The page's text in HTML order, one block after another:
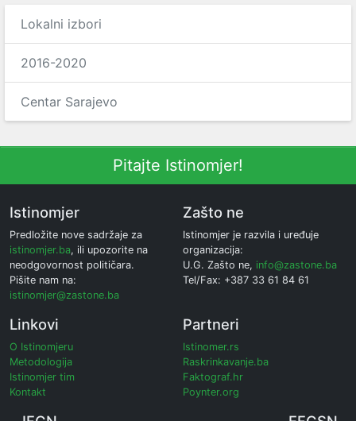
Lokalni izbori
2016-2020
Centar Sarajevo
Pitajte Istinomjer!
Istinomjer
Predložite nove sadržaje za
istinomjer.ba, ili upozorite na
neodgovornost političara.
Pišite nam na:
istinomjer@zastone.ba
Zašto ne
Istinomjer je razvila i uređuje
organizacija:
U.G. Zašto ne, info@zastone.ba
Tel/Fax: +387 33 61 84 61
Linkovi
O Istinomjeru
Metodologija
Istinomjer tim
Kontakt
Partneri
Istinomer.rs
Raskrinkavanje.ba
Faktograf.hr
Poynter.org